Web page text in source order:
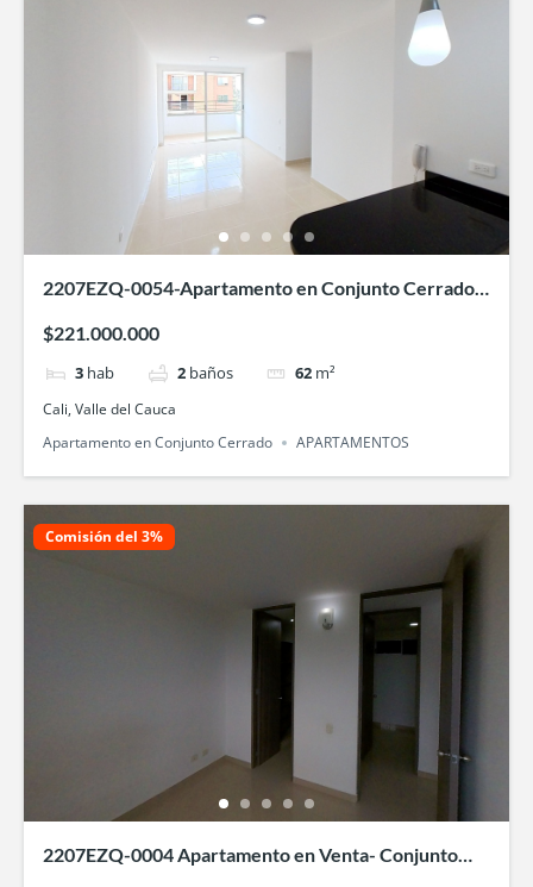
2207EZQ-0054-Apartamento en Conjunto Cerrado-
$221.000.000
3 hab 2 baños 62 m²
Cali, Valle del Cauca
Apartamento en Conjunto Cerrado
APARTAMENTOS
Comisión del 3%
2207EZQ-0004 Apartamento en Venta- Conjunto